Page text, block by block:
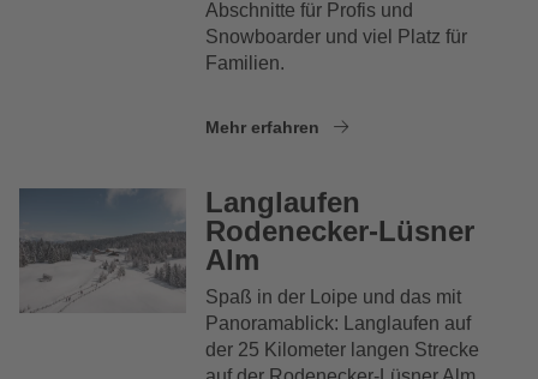
Abschnitte für Profis und
Snowboarder und viel Platz für
Familien.
Mehr erfahren
Langlaufen
Rodenecker-Lüsner
Alm
Spaß in der Loipe und das mit
Panoramablick: Langlaufen auf
der 25 Kilometer langen Strecke